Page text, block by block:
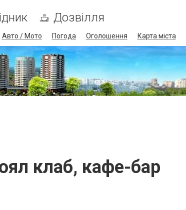
Дозвілля
Авто / Мото Погода Оголошення Карта міста
клаб, кафе-бар